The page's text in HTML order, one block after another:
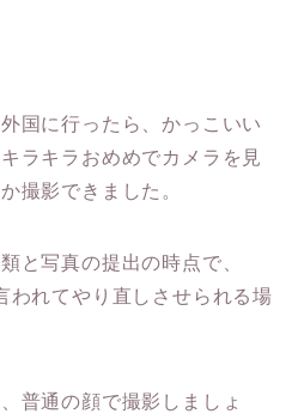
国に行ったら、かっこいい
ラキラおめめでカメラを見
撮影できました。
と写真の提出の時点で、
われてやり直しさせられる場
普通の顔で撮影しましょ